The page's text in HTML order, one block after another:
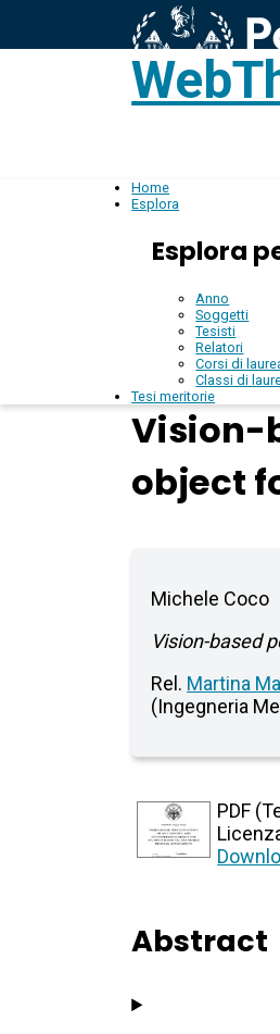
Home
Esplora
Esplora
Anno
Soggetti
Tesisti
Relatori
Corsi di
Classi di
Tesi meritorie
Vision-
object
Michele Coco
Vision-based
Rel. Martina
(Ingegneria
PDF
Abstract